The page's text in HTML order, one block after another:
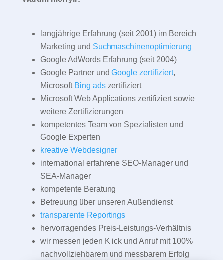
langjährige Erfahrung (seit 2001) im Bereich
Marketing und Suchmaschinenoptimierung
Google AdWords Erfahrung (seit 2004)
Google Partner und Google zertifiziert,
Microsoft Bing adszertifiziert
Microsoft Web Applications zertifiziert sowie
weitere Zertifizierungen
kompetentes Team von Spezialisten und
Google Experten
kreative Webdesigner
international erfahrene SEO-Manager und
SEA-Manager
kompetente Beratung
Betreuung über unseren Außendienst
transparente Reportings
hervorragendes Preis-Leistungs-Verhältnis
wir messen jeden Klick und Anruf mit 100%
nachvollziehbarem und messbarem Erfolg